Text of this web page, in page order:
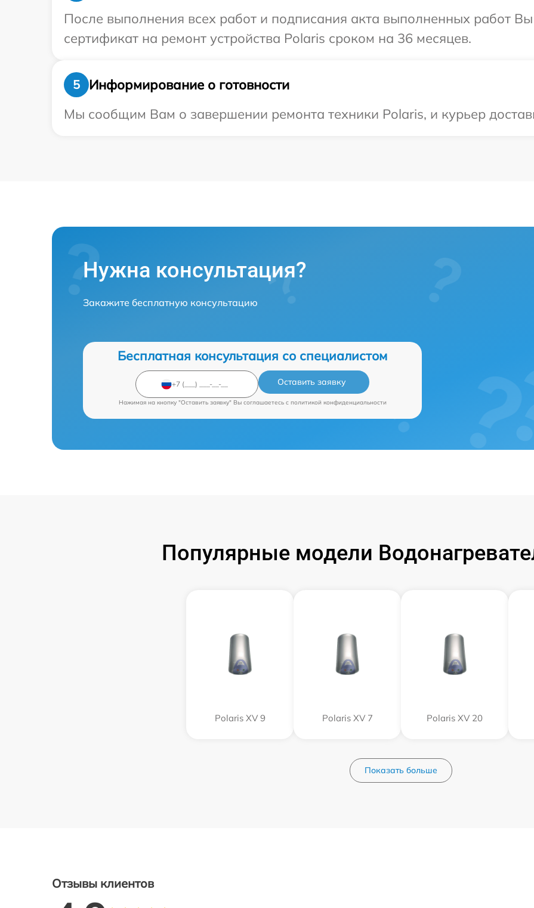
После выполнения всех работ и подписания акта выполненных работ
сертификат на ремонт устройства Polaris сроком на 36 месяцев.
5
Информирование о готовности
Мы сообщим Вам о завершении ремонта техники Polaris, и курьер
Нужна консультация?
Закажите бесплатную консультацию
Бесплатная консультация со специалистом
Оставить заявку
Нажимая на кнопку "Оставить заявку" Вы соглашаетесь c политикой конфиденциальности
Популярные модели
Polaris XV 9 Polaris XV 7 Polaris XV 20
Показать больше
Отзывы клиентов